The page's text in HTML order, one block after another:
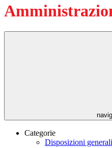
Categorie
Disposizioni generali